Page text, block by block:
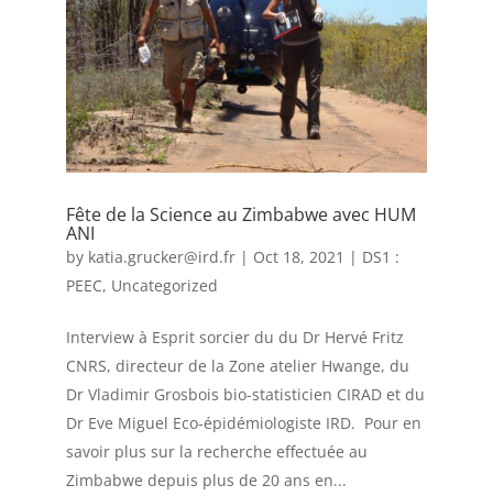
Fête de la Science au Zimbabwe avec HUM
ANI
by katia.grucker@ird.fr| Oct 18, 2021 | DS1 :
PEEC, Uncategorized
Interview à Esprit sorcier du du Dr Hervé Fritz
CNRS, directeur de la Zone atelier Hwange, du
Dr Vladimir Grosbois bio-statisticien CIRAD et du
Dr Eve Miguel Eco-épidémiologiste IRD. Pour en
savoir plus sur la recherche effectuée au
Zimbabwe depuis plus de 20 ans en...